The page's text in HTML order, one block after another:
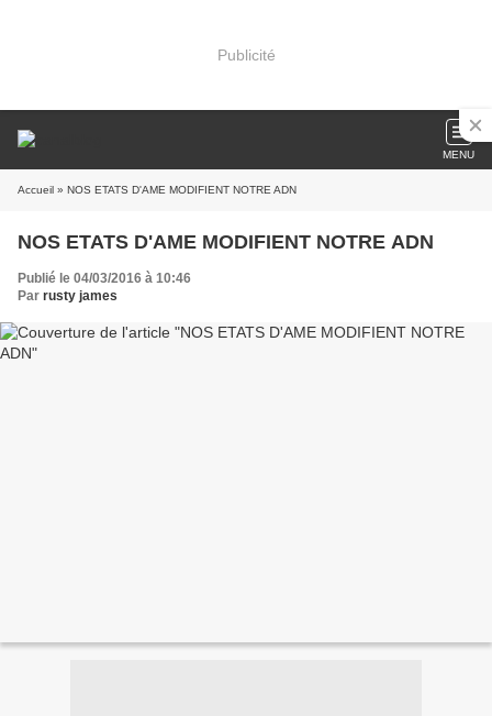
Publicité
MENU
Accueil » NOS ETATS D'AME MODIFIENT NOTRE ADN
NOS ETATS D'AME MODIFIENT NOTRE ADN
Publié le 04/03/2016 à 10:46
Par rusty james